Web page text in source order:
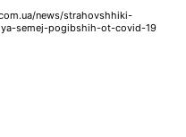
news/strahovshhiki-
semej-pogibshih-ot-covid-19